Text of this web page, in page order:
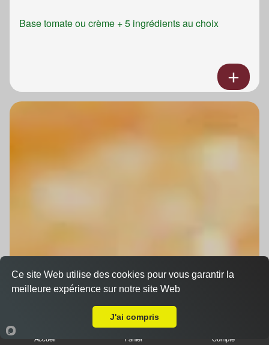
Base tomate ou crème + 5 ingrédients au choix
Accueil Panier Compte
Ce site Web utilise des cookies pour vous garantir la
meilleure expérience sur notre site Web
J'ai compris